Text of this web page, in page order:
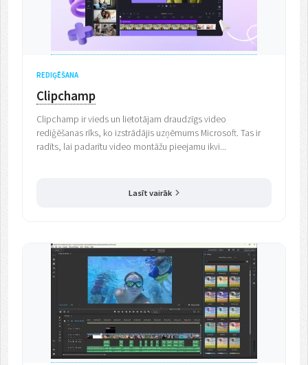
REDIĢĒŠANA
Clipchamp
Clipchamp ir vieds un lietotājam draudzīgs video
rediģēšanas rīks, ko izstrādājis uzņēmums Microsoft. Tas ir
radīts, lai padarītu video montāžu pieejamu ikvi...
Lasīt vairāk